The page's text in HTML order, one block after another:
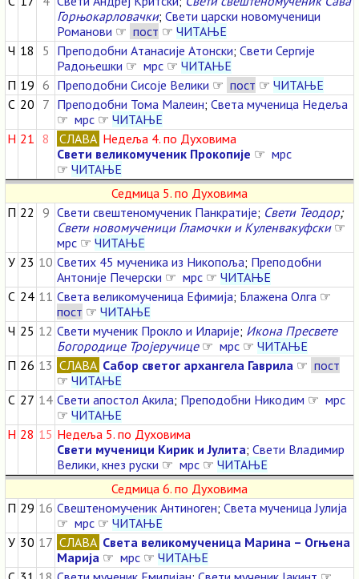
Горњокарловачки; Свети царски новомученици
Романови ☞ пост ☞ ЧИТАЊЕ
Ч 18 5 Преподобни Атанасије Атонски; Свети Сергије
Радоњешки ☞ мрс ☞ ЧИТАЊЕ
П 19 6 Преподобни Сисоје Велики ☞ пост ☞ ЧИТАЊЕ
С 20 7 Преподобни Тома Малеин; Света мученица Недеља
☞ мрс ☞ ЧИТАЊЕ
Н 21 8 СЛАВА Недеља 4. по Духовима
Свети великомученик Прокопије ☞ мрс
☞ ЧИТАЊЕ
Седмица 5. по Духовима
П 22 9 Свети свештеномученик Панкратије; Свети Теодор;
Свети новомученици Гламочки и Куленвакуфски☞
мрс ☞ ЧИТАЊЕ
У 23 10 Светих 45 мученика из Никопоља; Преподобни
Антоније Печерски ☞ мрс ☞ ЧИТАЊЕ
С 24 11 Света великомученица Ефимија; Блажена Олга ☞
пост ☞ ЧИТАЊЕ
Ч 25 12 Свети мученик Прокло и Иларије; Икона Пресвете
Богородице Тројеручице☞ мрс ☞ ЧИТАЊЕ
П 26 13 СЛАВА Сабор светог архангела Гаврила ☞ пост
☞ ЧИТАЊЕ
С 27 14 Свети апостол Акила; Преподобни Никодим ☞ мрс
☞ ЧИТАЊЕ
Н 28 15 Недеља 5. по Духовима
Свети мученици Кирик и Јулита; Свети Владимир
Велики, кнез руски ☞ мрс ☞ ЧИТАЊЕ
Седмица 6. по Духовима
П 29 16 Свештеномученик Антиноген; Света мученица Јулија
☞ мрс ☞ ЧИТАЊЕ
У 30 17 СЛАВА Света великомученица Марина – Огњена
Марија ☞ мрс ☞ ЧИТАЊЕ